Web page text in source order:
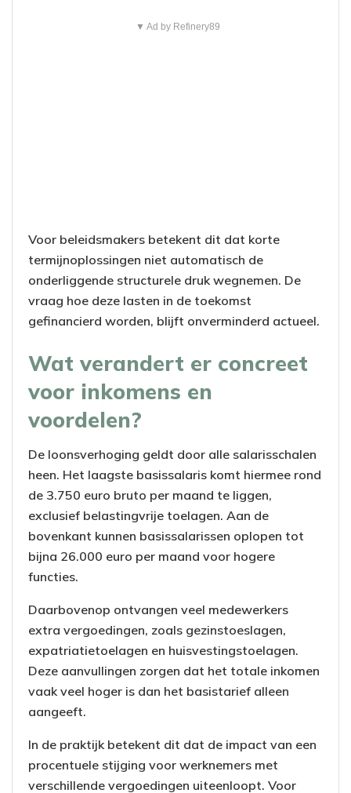
▼ Ad by Refinery89
Voor beleidsmakers betekent dit dat korte
termijnoplossingen niet automatisch de
onderliggende structurele druk wegnemen. De
vraag hoe deze lasten in de toekomst
gefinancierd worden, blijft onverminderd actueel.
Wat verandert er concreet
voor inkomens en
voordelen?
De loonsverhoging geldt door alle salarisschalen
heen. Het laagste basissalaris komt hiermee rond
de 3.750 euro bruto per maand te liggen,
exclusief belastingvrije toelagen. Aan de
bovenkant kunnen basissalarissen oplopen tot
bijna 26.000 euro per maand voor hogere
functies.
Daarbovenop ontvangen veel medewerkers
extra vergoedingen, zoals gezinstoeslagen,
expatriatietoelagen en huisvestingstoelagen.
Deze aanvullingen zorgen dat het totale inkomen
vaak veel hoger is dan het basistarief alleen
aangeeft.
In de praktijk betekent dit dat de impact van een
procentuele stijging voor werknemers met
verschillende vergoedingen uiteenloopt. Voor